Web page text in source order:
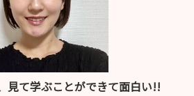
見て学ぶことができて面白い!!